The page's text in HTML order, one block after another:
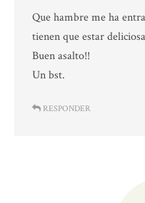
Que hambre me ha
tienen que estar
Buen asalto!!
Un bst.
RESPONDER